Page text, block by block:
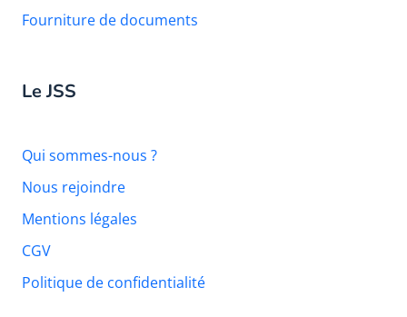
Fourniture de documents
Le JSS
Qui sommes-nous ?
Nous rejoindre
Mentions légales
CGV
Politique de confidentialité